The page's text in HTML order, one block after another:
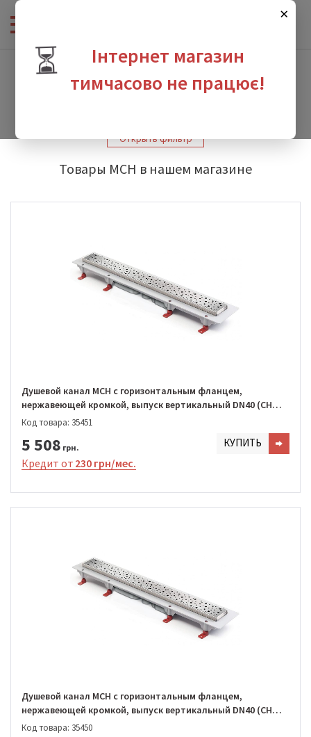
×
⏳
Інтернет магазин
тимчасово не працює!
Интернет-магазин сантехники - Производители - MCH
Открыть фильтр
Товары MCH в нашем магазине
Душевой канал MCH с горизонтальным фланцем,
нержавеющей кромкой, выпуск вертикальный DN40 (CH
1050/S40 DN1)
Код товара: 35451
5 508 грн. КУПИТЬ
Кредит от 230 грн/мес.
Душевой канал MCH с горизонтальным фланцем,
нержавеющей кромкой, выпуск вертикальный DN40 (CH
950/S40 DN1)
Код товара: 35450